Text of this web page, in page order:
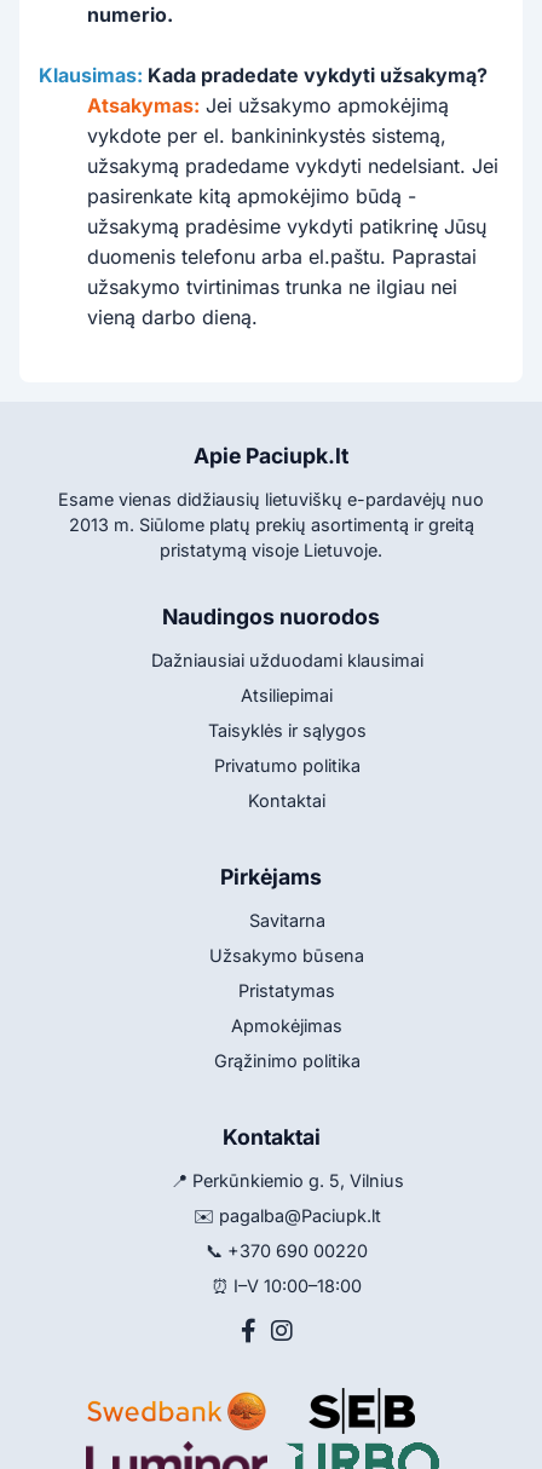
numerio.
Klausimas: Kada pradedate vykdyti užsakymą?
Atsakymas: Jei užsakymo apmokėjimą
vykdote per el. bankininkystės sistemą,
užsakymą pradedame vykdyti nedelsiant. Jei
pasirenkate kitą apmokėjimo būdą -
užsakymą pradėsime vykdyti patikrinę Jūsų
duomenis telefonu arba el.paštu. Paprastai
užsakymo tvirtinimas trunka ne ilgiau nei
vieną darbo dieną.
Apie Paciupk.lt
Esame vienas didžiausių lietuviškų e-pardavėjų nuo
2013 m. Siūlome platų prekių asortimentą ir greitą
pristatymą visoje Lietuvoje.
Naudingos nuorodos
Dažniausiai užduodami klausimai
Atsiliepimai
Taisyklės ir sąlygos
Privatumo politika
Kontaktai
Pirkėjams
Savitarna
Užsakymo būsena
Pristatymas
Apmokėjimas
Grąžinimo politika
Kontaktai
📍 Perkūnkiemio g. 5, Vilnius
✉️ pagalba@Paciupk.lt
📞 +370 690 00220
⏰ I–V 10:00–18:00